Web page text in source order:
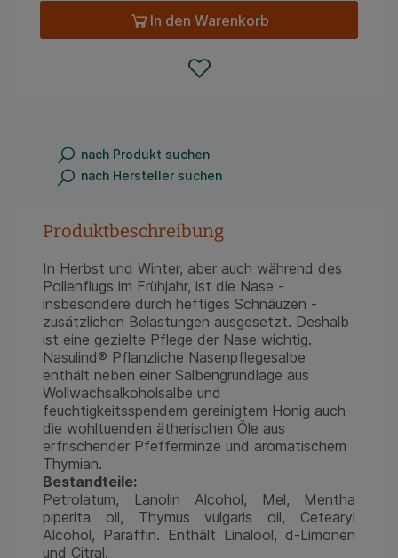
In den Warenkorb
nach Produkt suchen
nach Hersteller suchen
Produktbeschreibung
In Herbst und Winter, aber auch während des
Pollenflugs im Frühjahr, ist die Nase -
insbesondere durch heftiges Schnäuzen -
zusätzlichen Belastungen ausgesetzt. Deshalb
ist eine gezielte Pflege der Nase wichtig.
Nasulind® Pflanzliche Nasenpflegesalbe
enthält neben einer Salbengrundlage aus
Wollwachsalkoholsalbe und
feuchtigkeitsspendem gereinigtem Honig auch
die wohltuenden ätherischen Öle aus
erfrischender Pfefferminze und aromatischem
Thymian.
Bestandteile:
Petrolatum, Lanolin Alcohol, Mel, Mentha
piperita oil, Thymus vulgaris oil, Cetearyl
Alcohol, Paraffin. Enthält Linalool, d-Limonen
und Citral.